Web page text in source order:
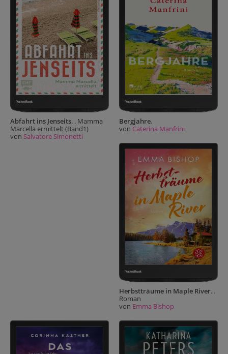
Abfahrt ins Jenseits. . Mamma
Marcella ermittelt (Band1)
von Salvatore Simonetti
Bergjahre.
von Caterina Manfrini
Herbstträume in Maple River. .
Roman
von Emma Bishop